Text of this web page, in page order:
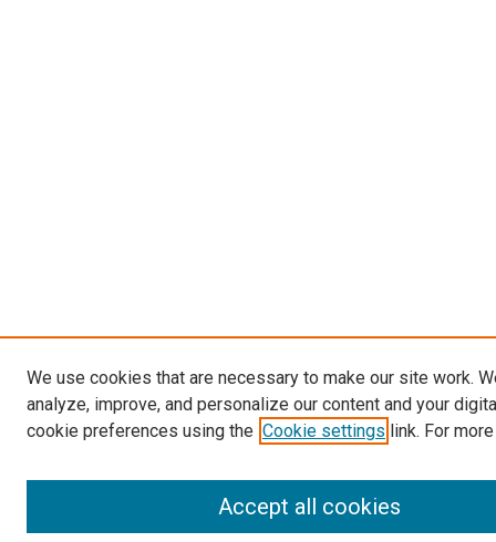
We use cookies that are necessary to make our site work.
analyze, improve, and personalize our content and your
cookie preferences using the Cookie settings link. For
Accept all cookies